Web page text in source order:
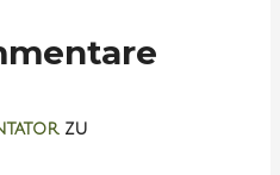
zu